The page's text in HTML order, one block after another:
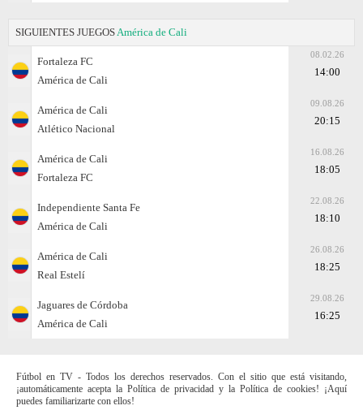
SIGUIENTES JUEGOS América de Cali
Fortaleza FC
América de Cali
08.02.26
14:00
América de Cali
Atlético Nacional
09.08.26
20:15
América de Cali
Fortaleza FC
16.08.26
18:05
Independiente Santa Fe
América de Cali
22.08.26
18:10
América de Cali
Real Estelí
26.08.26
18:25
Jaguares de Córdoba
América de Cali
29.08.26
16:25
Fútbol en TV - Todos los derechos reservados. Con el sitio que está visitando,
¡automáticamente acepta la Política de privacidad y la Política de cookies! ¡Aquí
puedes familiarizarte con ellos!